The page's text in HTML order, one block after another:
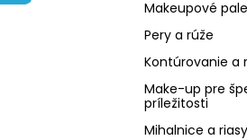
Makeupové
Pery a rúže
Kontúrovanie a
Make-up pre
príležitosti
Mihalnice a riasy
NZ
PIGMENTOVÝM
DERMOKOZMETICKÝ
ZJEDNOTENIE TÓNU